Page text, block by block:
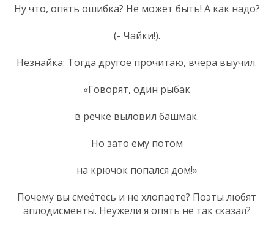
Ну что, опять ошибка? Не может быть! А как надо?
(- Чайки!).
Незнайка: Тогда другое прочитаю, вчера выучил.
«Говорят, один рыбак
в речке выловил башмак.
Но зато ему потом
на крючок попался дом!»
Почему вы смеётесь и не хлопаете? Поэты любят
аплодисменты. Неужели я опять не так сказал?